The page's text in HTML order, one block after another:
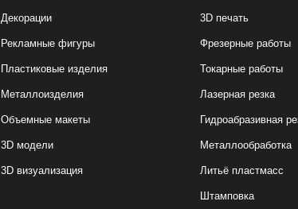
Декорации
Рекламные фигуры
Пластиковые изделия
Металлоизделия
Объемные макеты
3D модели
3D визуализация
3D печать
Фрезерные работы
Токарные работы
Лазерная резка
Гидроабразивная
Металлообработка
Литьё пластмасс
Штамповка